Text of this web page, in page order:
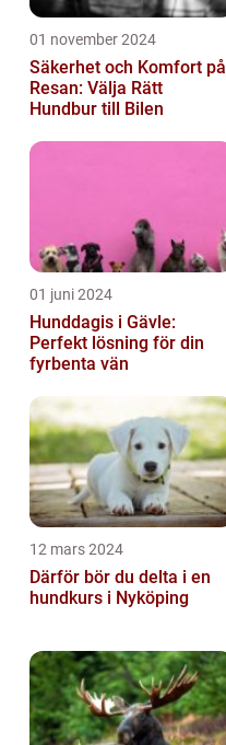
01 november 2024
Säkerhet och Komfort på
Resan: Välja Rätt
Hundbur till Bilen
01 juni 2024
Hunddagis i Gävle:
Perfekt lösning för din
fyrbenta vän
12 mars 2024
Därför bör du delta i en
hundkurs i Nyköping